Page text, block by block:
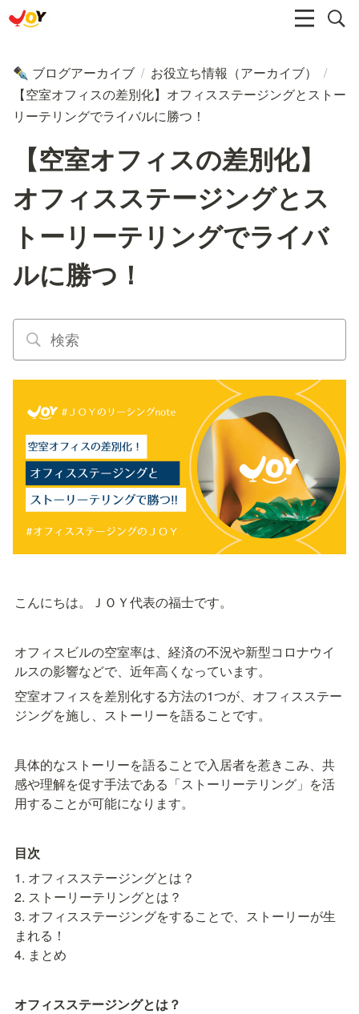
✒️ ブログアーカイブ / お役立ち情報（アーカイブ）
/
【空室オフィスの差別化】オフィスステージングとストー
リーテリングでライバルに勝つ！
【空室オフィスの差別化】
オフィスステージングとス
トーリーテリングでライバ
ルに勝つ！
こんにちは。ＪＯＹ代表の福士です。
オフィスビルの空室率は、経済の不況や新型コロナウイ
ルスの影響などで、近年高くなっています。
空室オフィスを差別化する方法の1つが、オフィスステー
ジングを施し、ストーリーを語ることです。
具体的なストーリーを語ることで入居者を惹きこみ、共
感や理解を促す手法である「ストーリーテリング」を活
用することが可能になります。
目次
1. オフィスステージングとは？
2. ストーリーテリングとは？
3. オフィスステージングをすることで、ストーリーが生
まれる！
4. まとめ
オフィスステージングとは？